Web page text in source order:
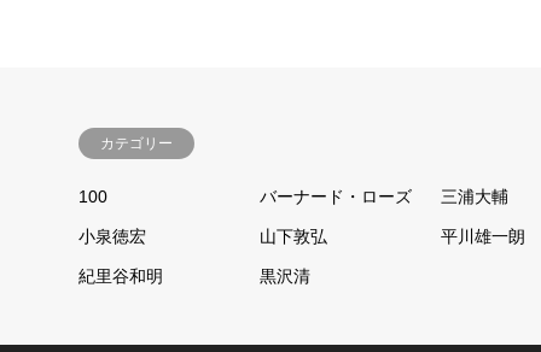
カテゴリー
100 バーナード・ローズ 三浦大輔
小泉徳宏 山下敦弘 平川雄一朗
紀里谷和明 黒沢清